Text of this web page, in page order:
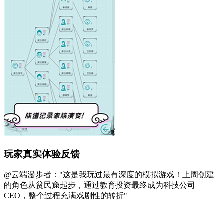
玩家真实体验反馈
@云端漫步者："这是我玩过最有深度的模拟游戏！上周创建
的角色从贫民窟起步，通过教育投资最终成为科技公司
CEO，整个过程充满戏剧性的转折"